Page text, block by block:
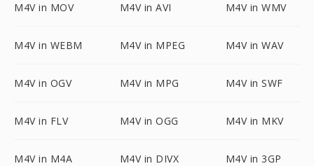
M4V in MOV M4V in AVI M4V in WMV
M4V in WEBM M4V in MPEG M4V in WAV
M4V in OGV M4V in MPG M4V in SWF
M4V in FLV M4V in OGG M4V in MKV
M4V in M4A M4V in DIVX M4V in 3GP